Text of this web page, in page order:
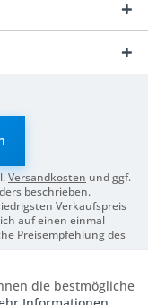
Versandkosten und ggf.
beschrieben.
Verkaufspreis
auf einen einmal
Preisempfehlung des
Aktiv
die bestmögliche